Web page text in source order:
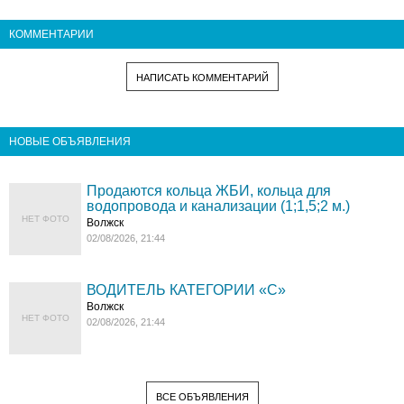
КОММЕНТАРИИ
НАПИСАТЬ КОММЕНТАРИЙ
НОВЫЕ ОБЪЯВЛЕНИЯ
НЕТ ФОТО
Продаются кольца ЖБИ, кольца для
водопровода и канализации (1;1,5;2 м.)
Волжск
02/08/2026, 21:44
НЕТ ФОТО
ВОДИТЕЛЬ КАТЕГОРИИ «C»
Волжск
02/08/2026, 21:44
ВСЕ ОБЪЯВЛЕНИЯ